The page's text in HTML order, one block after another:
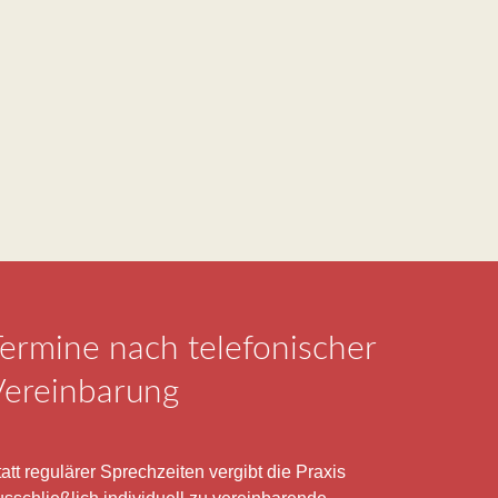
nach telefonischer
regulärer Sprechzeiten vergibt die Praxis